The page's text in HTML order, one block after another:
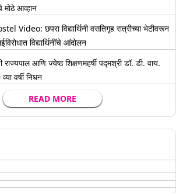
मोठे आव्हान
Video: छपरा विद्यार्थिनी वसतिगृह रात्रीच्या भेटीवरून
विद्यार्थिनींचे आंदोलन
आणि ज्येष्ठ शिक्षणमहर्षी पद्मश्री डॉ. डी. वाय.
वर्षी निधन
READ MORE